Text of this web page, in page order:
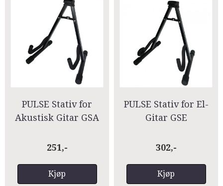
PULSE Stativ for
Akustisk Gitar GSA
251,-
Kjøp
PULSE Stativ for El-
Gitar GSE
302,-
Kjøp